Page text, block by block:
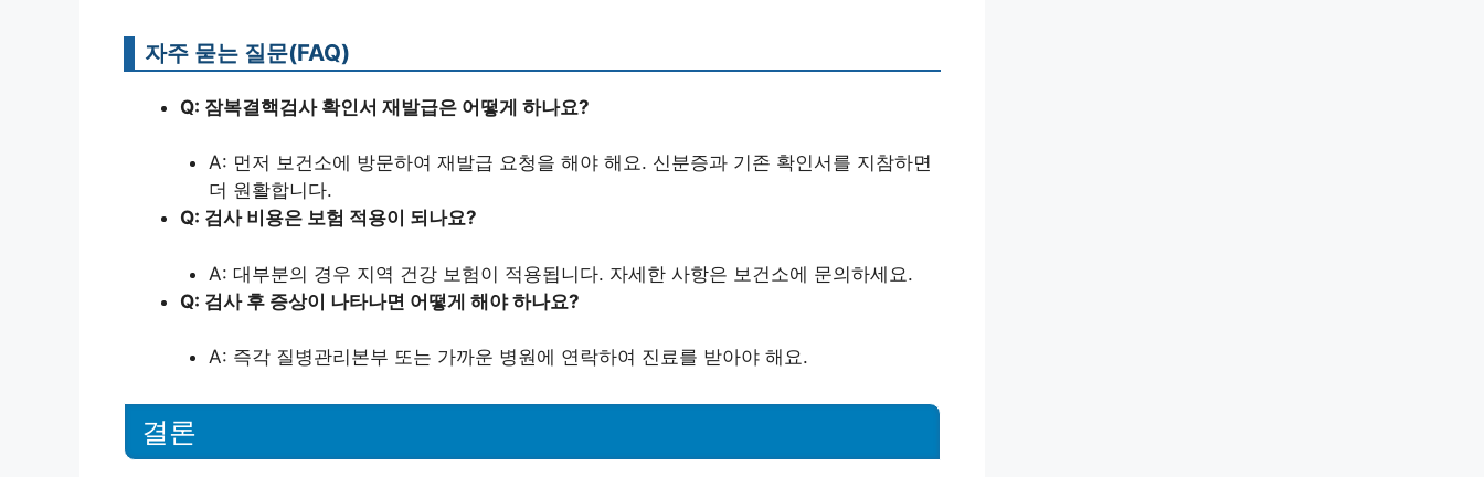
자주 묻는 질문(FAQ)
Q: 잠복결핵검사 확인서 재발급은 어떻게 하나요?
A: 먼저 보건소에 방문하여 재발급 요청을 해야 해요. 신분증과 기존 확인서를 지참하면
더 원활합니다.
Q: 검사 비용은 보험 적용이 되나요?
A: 대부분의 경우 지역 건강 보험이 적용됩니다. 자세한 사항은 보건소에 문의하세요.
Q: 검사 후 증상이 나타나면 어떻게 해야 하나요?
A: 즉각 질병관리본부 또는 가까운 병원에 연락하여 진료를 받아야 해요.
결론